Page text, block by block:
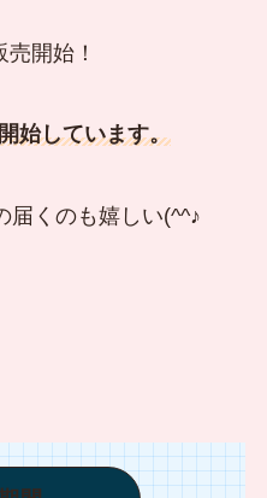
開始！
始しています。
届くのも嬉しい(^^♪